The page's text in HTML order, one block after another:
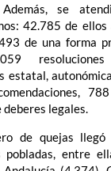
Además, se
42.785 de
de una forma
estatal,
legales.
de quejas llegó
pobladas, entre